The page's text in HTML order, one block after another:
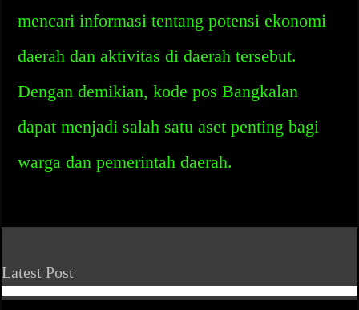
mencari informasi tentang potensi ekonomi
daerah dan aktivitas di daerah tersebut.
Dengan demikian, kode pos Bangkalan
dapat menjadi salah satu aset penting bagi
warga dan pemerintah daerah.
Latest Post